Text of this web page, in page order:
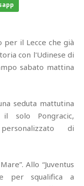
per il Lecce che già
con l'Udinese di
sabato mattina
seduta mattutina
solo Pongracic,
di
Allo “Juventus
per squalifica a